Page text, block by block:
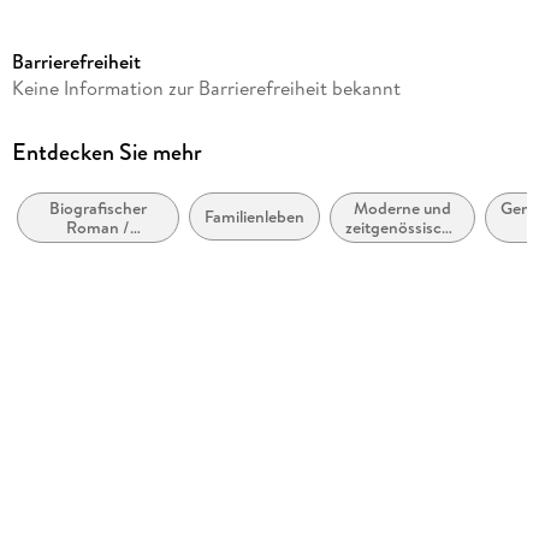
Autor/Autorin
Verlag/Hersteller
Produktart
kartoniert
Barrierefreiheit
Keine Information zur Barrierefreiheit bekannt
Entdecken Sie mehr
Biografischer
Roman /
Autobiografischer
Familienleben
Moderne und
zeitgenössische
Belletristik: